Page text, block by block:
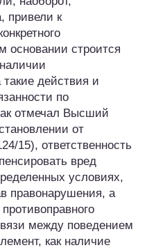
привели к
основании строится
действия и
по
отмечал Высший
от
15), ответственность
вред
условиях,
правонарушения, а
между поведением
как наличие